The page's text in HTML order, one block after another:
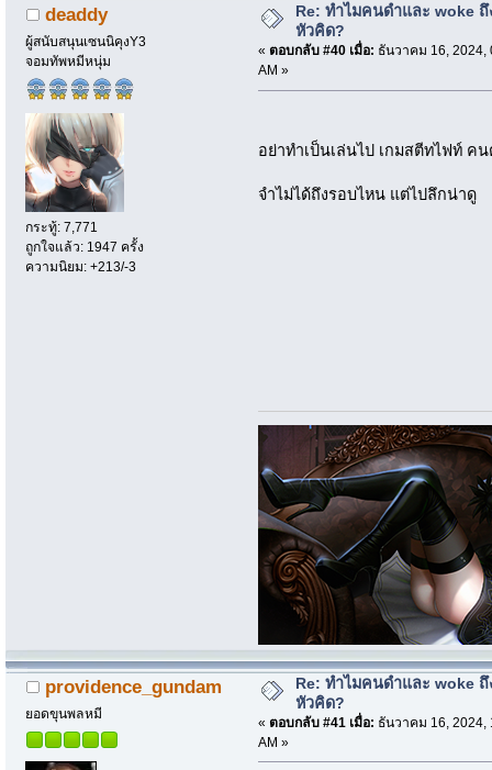
deaddy
ผู้สนับสนุนเซนนิคุงY3
จอมทัพหมีหนุ่ม
กระทู้: 7,771
ถูกใจแล้ว: 1947 ครั้ง
ความนิยม: +213/-3
Re: ทำไมคนดำและ woke ถึ
หัวคิด?
« ตอบกลับ #40 เมื่อ: ธันวาคม 16, 2024,
AM »
อย่าทำเป็นเล่นไป เกมสตีทไฟท์
จำไม่ได้ถึงรอบไหน แต่ไปลึกน่าดู
providence_gundam
ยอดขุนพลหมี
Re: ทำไมคนดำและ woke ถึ
หัวคิด?
« ตอบกลับ #41 เมื่อ: ธันวาคม 16, 2024,
AM »